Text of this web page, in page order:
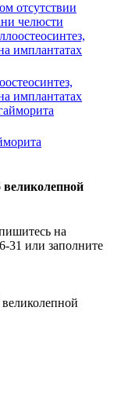
отсутствии
челюсти
имплантатах
на
31 или заполните